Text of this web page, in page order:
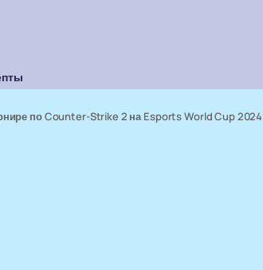
по Counter-Strike 2 на Esports World Cup 2024